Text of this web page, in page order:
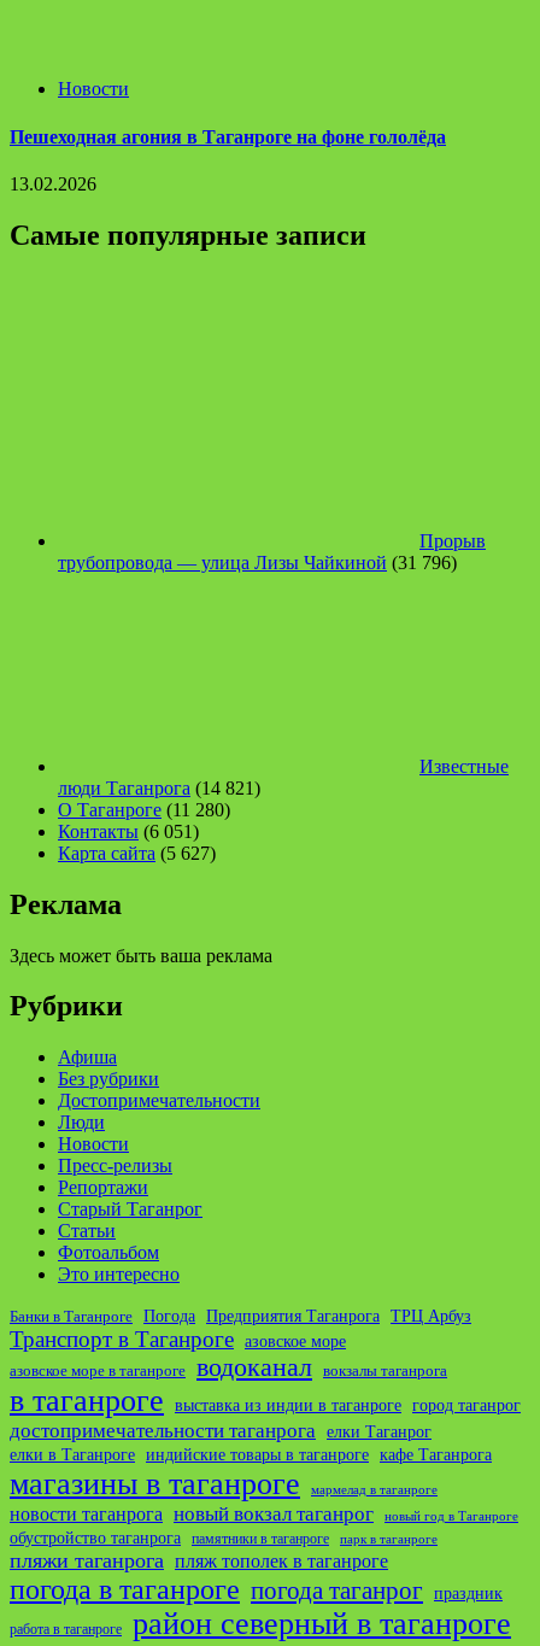
Новости
Пешеходная агония в Таганроге на фоне гололёда
13.02.2026
Самые популярные записи
Прорыв
трубопровода — улица Лизы Чайкиной (31 796)
Известные
люди Таганрога (14 821)
О Таганроге (11 280)
Контакты (6 051)
Карта сайта (5 627)
Реклама
Здесь может быть ваша реклама
Рубрики
Афиша
Без рубрики
Достопримечательности
Люди
Новости
Пресс-релизы
Репортажи
Старый Таганрог
Статьи
Фотоальбом
Это интересно
Банки в Таганроге Погода Предприятия Таганрога ТРЦ Арбуз
Транспорт в Таганроге азовское море
азовское море в таганроге водоканал вокзалы таганрога
в таганроге выставка из индии в таганроге город таганрог
достопримечательности таганрога елки Таганрог
елки в Таганроге индийские товары в таганроге кафе Таганрога
магазины в таганроге мармелад в таганроге
новости таганрога новый вокзал таганрог новый год в Таганроге
обустройство таганрога памятники в таганроге парк в таганроге
пляжи таганрога пляж тополек в таганроге
погода в таганроге погода таганрог праздник
работа в таганроге район северный в таганроге